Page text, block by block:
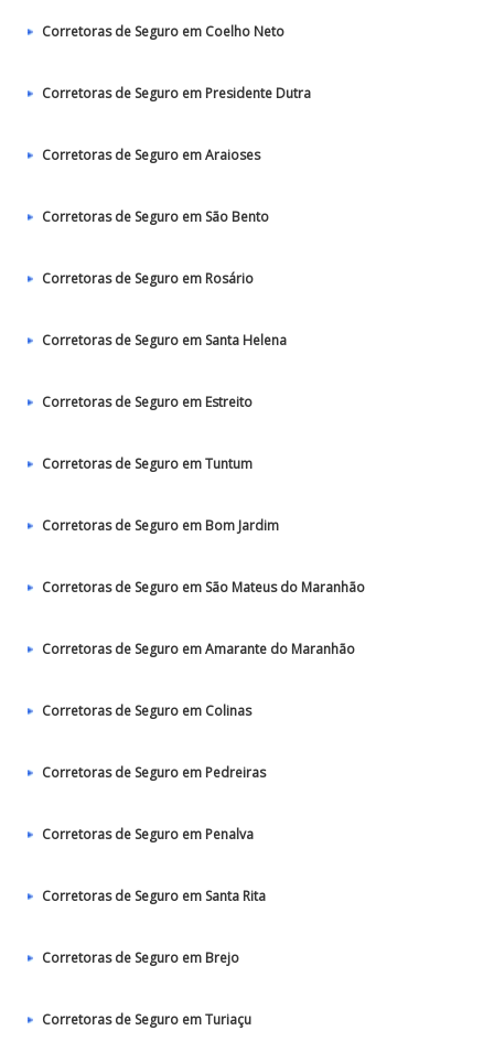
Corretoras de Seguro em Coelho Neto
Corretoras de Seguro em Presidente Dutra
Corretoras de Seguro em Araioses
Corretoras de Seguro em São Bento
Corretoras de Seguro em Rosário
Corretoras de Seguro em Santa Helena
Corretoras de Seguro em Estreito
Corretoras de Seguro em Tuntum
Corretoras de Seguro em Bom Jardim
Corretoras de Seguro em São Mateus do Maranhão
Corretoras de Seguro em Amarante do Maranhão
Corretoras de Seguro em Colinas
Corretoras de Seguro em Pedreiras
Corretoras de Seguro em Penalva
Corretoras de Seguro em Santa Rita
Corretoras de Seguro em Brejo
Corretoras de Seguro em Turiaçu